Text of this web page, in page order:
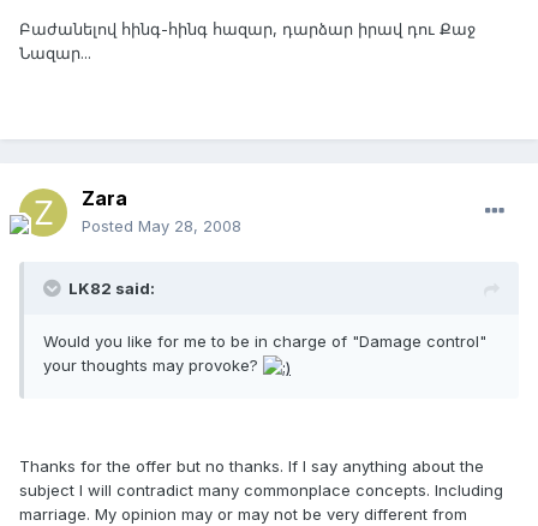
Բաժանելով հինգ-հինգ հազար, դարձար իրավ դու Քաջ
Նազար...
Zara
Posted May 28, 2008
LK82 said:
Would you like for me to be in charge of "Damage control"
your thoughts may provoke?
Thanks for the offer but no thanks. If I say anything about the
subject I will contradict many commonplace concepts. Including
marriage. My opinion may or may not be very different from